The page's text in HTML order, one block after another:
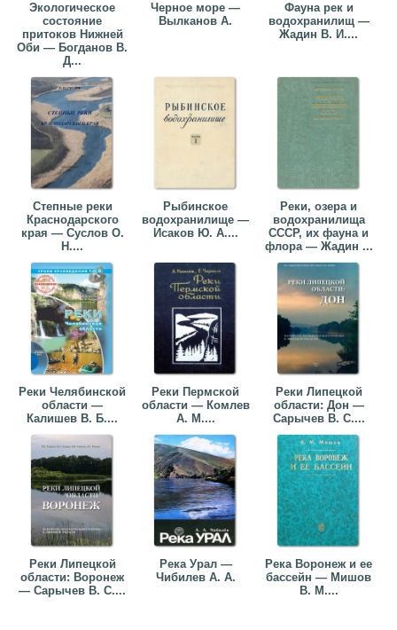
Экологическое
состояние
притоков Нижней
Оби — Богданов В.
Д...
Черное море —
Вылканов А.
Фауна рек и
водохранилищ —
Жадин В. И....
Степные реки
Краснодарского
края — Суслов О.
Н....
Рыбинское
водохранилище —
Исаков Ю. А....
Реки, озера и
водохранилища
СССР, их фауна и
флора — Жадин ...
Реки Челябинской
области —
Калишев В. Б....
Реки Пермской
области — Комлев
А. М....
Реки Липецкой
области: Дон —
Сарычев В. С....
Реки Липецкой
области: Воронеж
— Сарычев В. С....
Река Урал —
Чибилев А. А.
Река Воронеж и ее
бассейн — Мишов
В. М....